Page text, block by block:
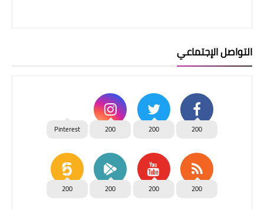
التواصل الإجتماعي
200
200
200
Pinterest
200
200
200
200